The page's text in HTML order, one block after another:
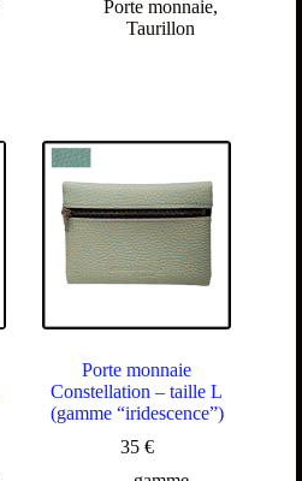
Porte monnaie,
Taurillon
Porte monnaie
Constellation – taille L
(gamme “iridescence”)
35 €